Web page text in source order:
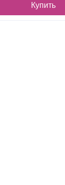
Купить